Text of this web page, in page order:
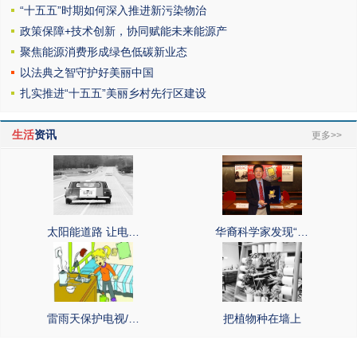
“十五五”时期如何深入推进新污染物治
政策保障+技术创新，协同赋能未来能源产
聚焦能源消费形成绿色低碳新业态
以法典之智守护好美丽中国
扎实推进“十五五”美丽乡村先行区建设
生活资讯 更多>>
太阳能道路 让电… 华裔科学家发现“…
雷雨天保护电视/… 把植物种在墙上